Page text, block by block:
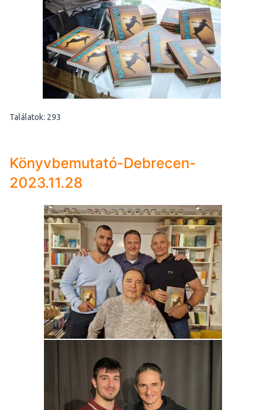
Találatok: 293
Könyvbemutató-Debrecen-
2023.11.28